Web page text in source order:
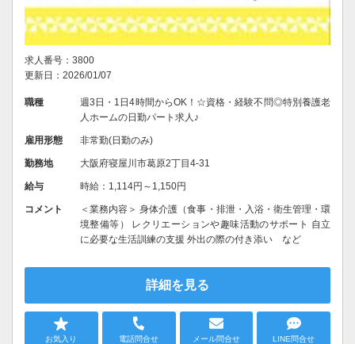
求人番号：3800
更新日：2026/01/07
職種
週3日・1日4時間からOK！☆資格・経験不問◎特別養護老
人ホームの日勤パート求人♪
雇用形態 非常勤(日勤のみ)
勤務地 大阪府寝屋川市葛原2丁目4-31
給与 時給：1,114円～1,150円
コメント
＜業務内容＞ 身体介護（食事・排泄・入浴・衛生管理・環
境整備等） レクリエーションや趣味活動のサポート 自立
に必要な生活訓練の支援 外出の際の付き添い など
詳細を見る
お気入り 電話問合せ メール問合せ LINE問合せ